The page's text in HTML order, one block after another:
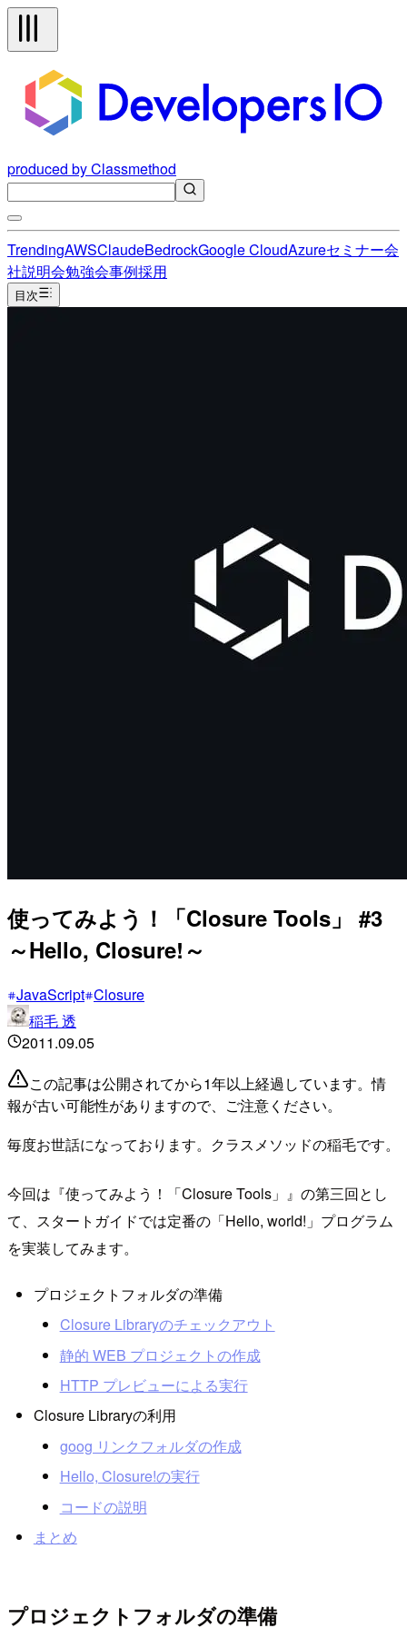
produced by Classmethod
TrendingAWSClaudeBedrockGoogle CloudAzureセミナー会
社説明会勉強会事例採用
目次
使ってみよう！「Closure Tools」 #3
～Hello, Closure!～
JavaScript Closure
稲毛 透
2011.09.05
この記事は公開されてから1年以上経過しています。情
報が古い可能性がありますので、ご注意ください。
毎度お世話になっております。クラスメソッドの稲毛です。
今回は『使ってみよう！「Closure Tools」』の第三回とし
て、スタートガイドでは定番の「Hello, world!」プログラム
を実装してみます。
プロジェクトフォルダの準備
Closure Libraryのチェックアウト
静的 WEB プロジェクトの作成
HTTP プレビューによる実行
Closure Libraryの利用
goog リンクフォルダの作成
Hello, Closure!の実行
コードの説明
まとめ
プロジェクトフォルダの準備